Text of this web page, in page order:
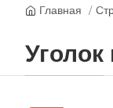
Главная